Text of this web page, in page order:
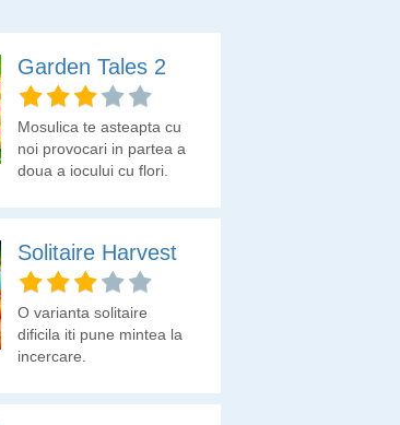
Garden Tales 2
Mosulica te asteapta cu
noi provocari in partea a
doua a jocului cu flori,
Solitaire Harvest
O varianta solitaire
dificila iti pune mintea la
incercare.